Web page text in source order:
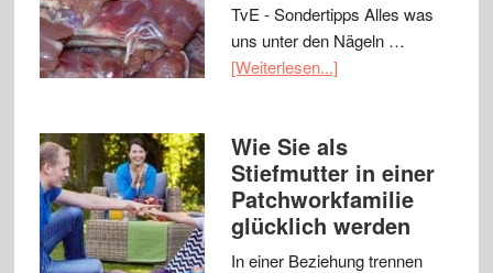
TvE - Sondertipps Alles was
uns unter den Nägeln …
[Weiterlesen...]
Wie Sie als
Stiefmutter in einer
Patchworkfamilie
glücklich werden
In einer Beziehung trennen